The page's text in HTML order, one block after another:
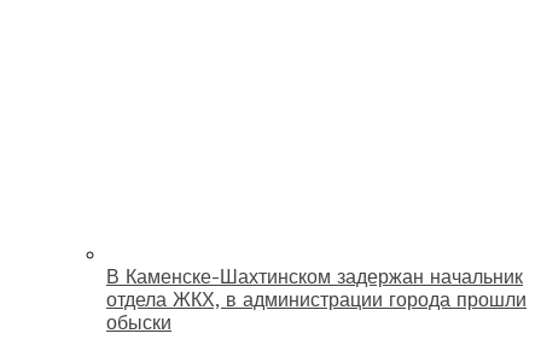
В Каменске-Шахтинском задержан начальник
отдела ЖКХ, в администрации города прошли
обыски